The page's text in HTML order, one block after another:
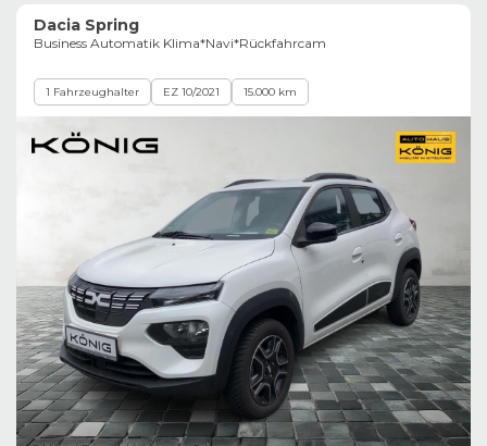
Dacia Spring
Business Automatik Klima*Navi*Rückfahrcam
1 Fahrzeughalter EZ 10/2021 15.000 km